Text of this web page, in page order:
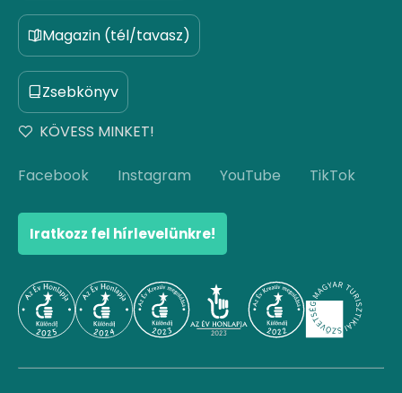
Magazin (tél/tavasz)
Zsebkönyv
KÖVESS MINKET!
Facebook Instagram YouTube TikTok
Iratkozz fel hírlevelünkre!